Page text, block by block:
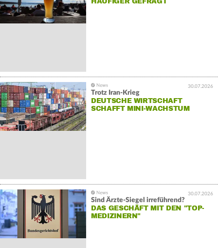
30.07.2026
Trotz Iran-Krieg
DEUTSCHE WIRTSCHAFT
SCHAFFT MINI-WACHSTUM
30.07.2026
Sind Ärzte-Siegel irreführend?
DAS GESCHÄFT MIT DEN "TOP-
MEDIZINERN"